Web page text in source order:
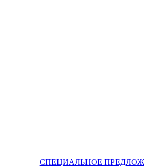
СПЕЦИАЛЬНОЕ